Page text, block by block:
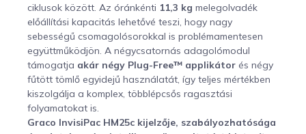
ciklusok között. Az óránkénti 11,3 kg melegolvadék
előállítási kapacitás lehetővé teszi, hogy nagy
sebességű csomagolósorokkal is problémamentesen
együttműködjön. A négycsatornás adagolómodul
támogatja akár négy Plug-Free™ applikátor és négy
fűtött tömlő egyidejű használatát, így teljes mértékben
kiszolgálja a komplex, többlépcsős ragasztási
folyamatokat is.
Graco InvisiPac HM25c kijelzője, szabályozhatósága